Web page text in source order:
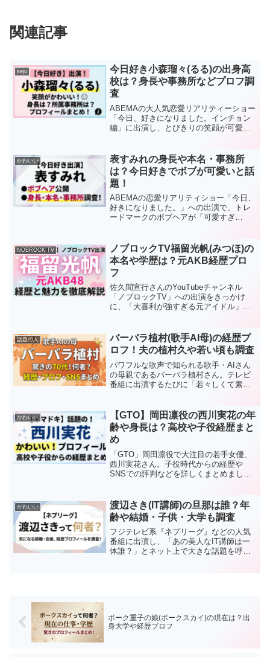
関連記事
seju
今日好き小森瑠々(るる)の出身高
校は？身長や事務所などプロフ調
査
ABEMAの大人気恋愛リアリティーショー
「今日、好きになりました。インチョン
編」に出演し、とびきりの笑顔が可愛い
所、気になる経歴などを徹底調査しまし
た！【本記事の内...
かわいい
表すみれの身長や本名・事務所
は？今日好きでボブが可愛いと話
題！
ABEMAの恋愛リアリティショー「今日、
好きになりました。」への出演で、トレ
ードマークのボブヘアが「可愛すぎ
所から、これまでの経歴や学校情報まで
を徹底調査してまとめまし...
NOBROCK TV
ノブロックTV福留光帆(みつほ)の
本名や学歴は？元AKB経歴プロ
フ
佐久間宣行さんのYouTubeチャンネル
「ノブロックTV」への出演をきっかけ
に、「大喜利が強すぎる元アイドル」と
本名・年齢などのプロフィール、さらに
はかわいい画像ま...
話題の人
バーバラ植村(歌手AI母)の経歴プ
ロフ！夫の植村久や若い頃も調査
パワフルな歌声で知られる歌手・AIさん
の母親であるバーバラ植村さん。テレビ
番組に出演するたびに「若々しくて素
歴やプロフィールを詳しくまとめまし
た。本記事の内容バーバラ植村...
かわいい
【GTO】岡田凛役の西川実花の年
齢や身長は？高校や子役経歴まと
め
「GTO」岡田凛役で大注目の若手女優、
西川実花さん。子役時代からの経歴や
SNSでの評判などを詳しくまとめまし
の出演番組について西川実花さんのSNS
情報や評判【GTO岡田...
かわいい
渡辺さき(IT講師)の旦那は誰？年
齢や結婚・子供・大学も調査
フジテレビ系『ネプリーグ』などの人気
番組に出演し、「あの美人なIT講師は一
体誰？」とネット上で大きな話題を呼ん
ボーク重子の娘(ボークスカイ)の現在は？出
身大学や経歴プロフ